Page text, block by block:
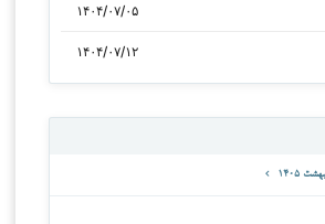
۱۴۰۴/۰۷/۰۵
۱۴۰۴/۰۷/۱۲